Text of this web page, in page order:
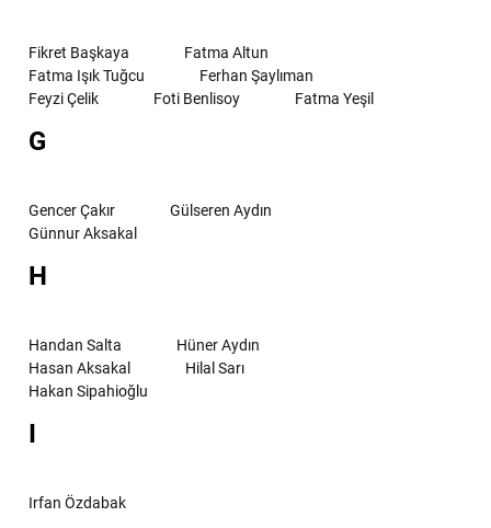
Fikret Başkaya
Fatma Altun
Fatma Işık Tuğcu
Ferhan Şaylıman
Feyzi Çelik
Foti Benlisoy Fatma Yeşil
G
Gencer Çakır
Gülseren Aydın
Günnur Aksakal
H
Handan Salta
Hüner Aydın
Hasan Aksakal
Hilal Sarı
Hakan Sipahioğlu
I
Irfan Özdabak